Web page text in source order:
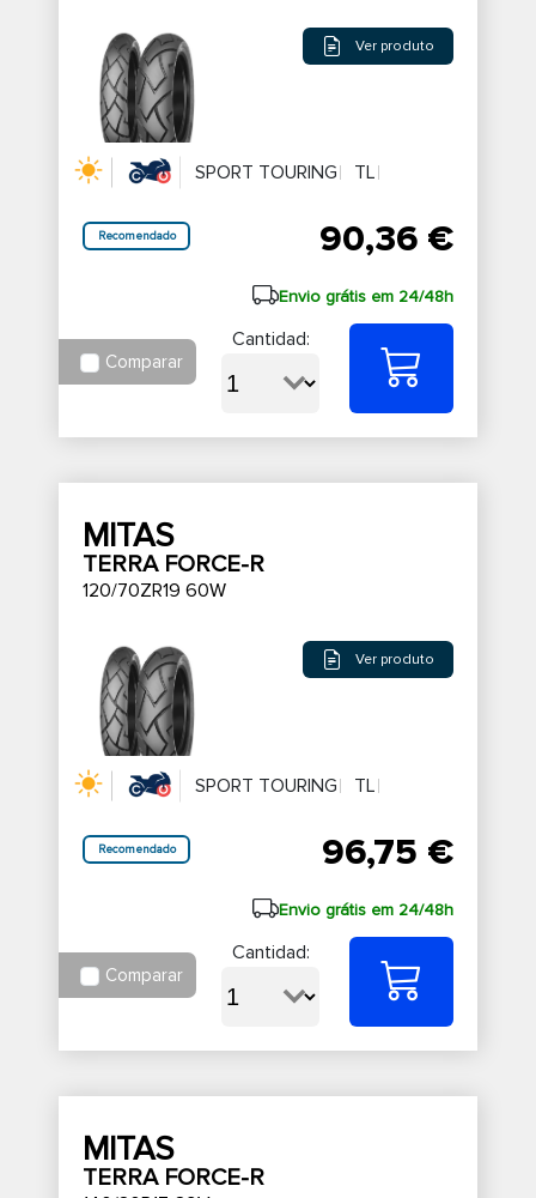
Ver produto
SPORT TOURING TL
Recomendado 90,36 €
Envio grátis em 24/48h
Comparar
Cantidad:
MITAS
TERRA FORCE-R
120/70ZR19 60W
Ver produto
SPORT TOURING TL
Recomendado 96,75 €
Envio grátis em 24/48h
Comparar
Cantidad:
MITAS
TERRA FORCE-R